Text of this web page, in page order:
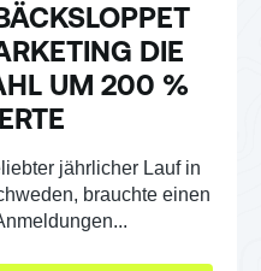
DIE
UM 200 %
jährlicher Lauf in
brauchte einen